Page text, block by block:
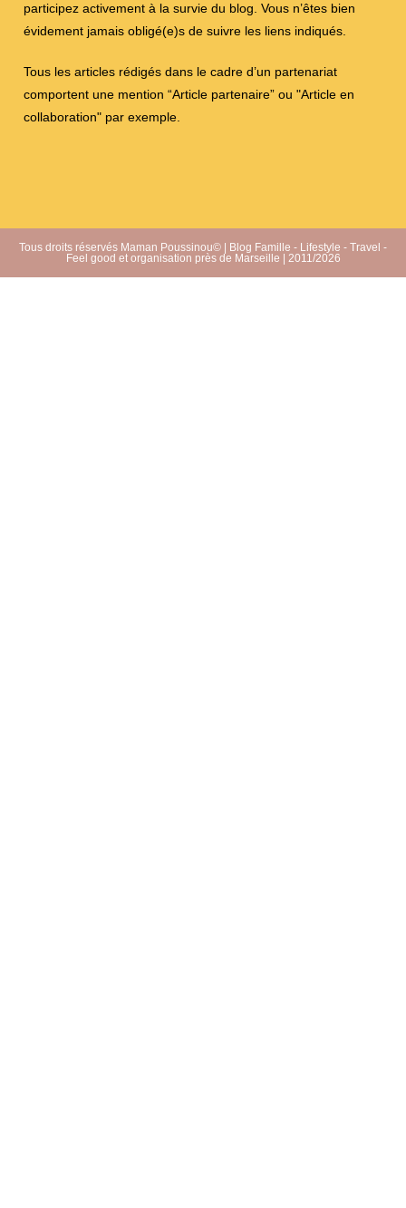
participez activement à la survie du blog. Vous n’êtes bien
évidement jamais obligé(e)s de suivre les liens indiqués.
Tous les articles rédigés dans le cadre d’un partenariat
comportent une mention “Article partenaire” ou "Article en
collaboration" par exemple.
Tous droits réservés Maman Poussinou© | Blog Famille - Lifestyle - Travel -
Feel good et organisation près de Marseille | 2011/2026